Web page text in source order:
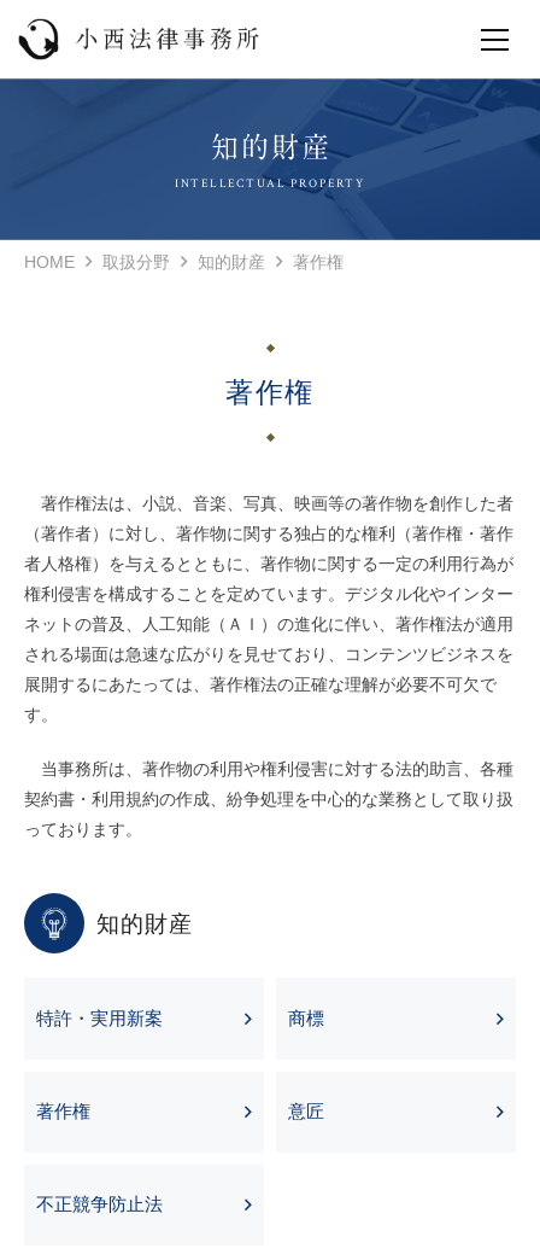
INTELLECTUAL PROPERTY
HOME 取扱分野 知的財産 著作権
著作権
著作権法は、小説、音楽、写真、映画等の著作物を創作した者
（著作者）に対し、著作物に関する独占的な権利（著作権・著作
者人格権）を与えるとともに、著作物に関する一定の利用行為が
権利侵害を構成することを定めています。デジタル化やインター
ネットの普及、人工知能（ＡＩ）の進化に伴い、著作権法が適用
される場面は急速な広がりを見せており、コンテンツビジネスを
展開するにあたっては、著作権法の正確な理解が必要不可欠で
す。
当事務所は、著作物の利用や権利侵害に対する法的助言、各種
契約書・利用規約の作成、紛争処理を中心的な業務として取り扱
っております。
知的財産
特許・実用新案 商標
著作権 意匠
不正競争防止法